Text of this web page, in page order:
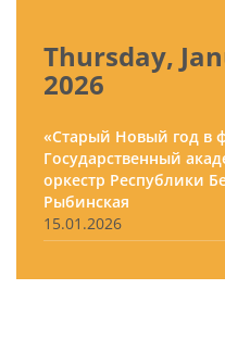
Thursday,
2026
«Старый Новый год в
Государственный
оркестр Республики
Рыбинская
15.01.2026